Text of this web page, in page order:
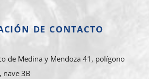
DE CONTACTO
de Medina y Mendoza 41, polígono
nave 3B